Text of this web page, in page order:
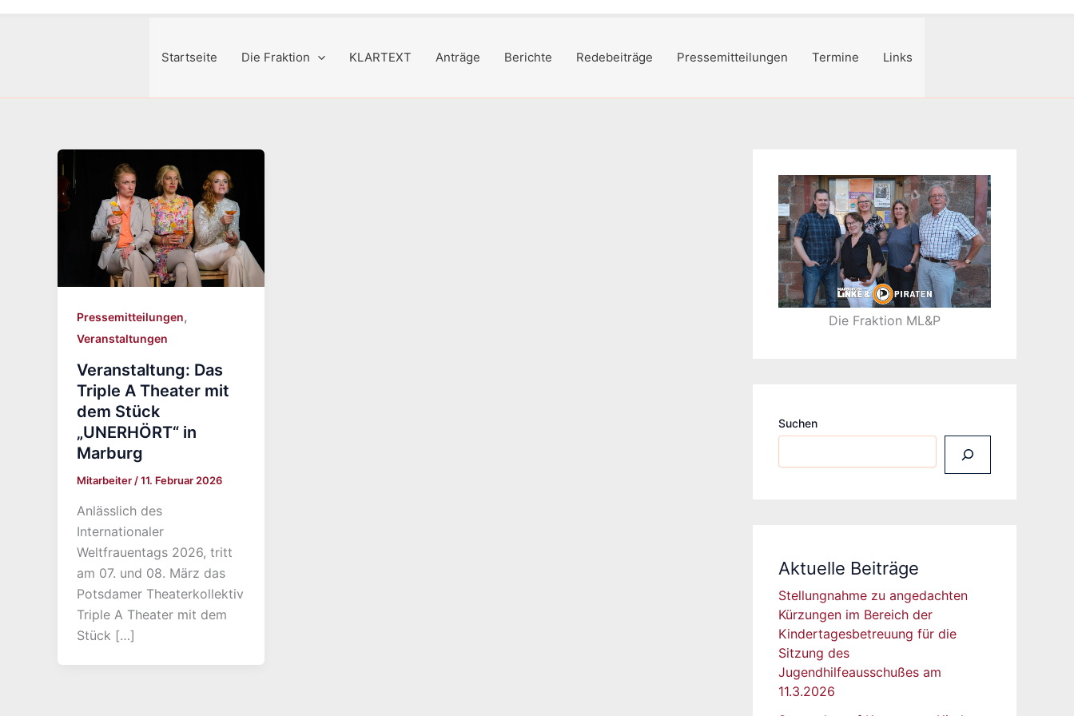
Startseite Die Fraktion KLARTEXT Anträge Berichte Redebeiträge Pressemitteilungen Termine Links
Pressemitteilungen,
Veranstaltungen
Veranstaltung: Das
Triple A Theater mit
dem Stück
„UNERHÖRT“ in
Marburg
Mitarbeiter /11. Februar 2026
Anlässlich des
Internationaler
Weltfrauentags 2026, tritt
am 07. und 08. März das
Potsdamer Theaterkollektiv
Triple A Theater mit dem
Stück […]
Die Fraktion ML&P
Suchen
Aktuelle Beiträge
Stellungnahme zu angedachten
Kürzungen im Bereich der
Kindertagesbetreuung für die
Sitzung des
Jugendhilfeausschußes am
11.3.2026